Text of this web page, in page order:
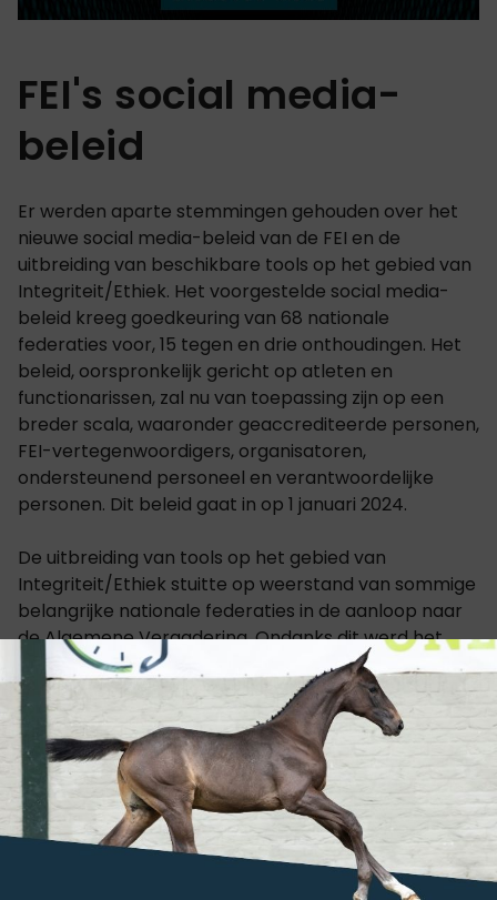
FEI's social media-
beleid
Er werden aparte stemmingen gehouden over het
nieuwe social media-beleid van de FEI en de
uitbreiding van beschikbare tools op het gebied van
Integriteit/Ethiek. Het voorgestelde social media-
beleid kreeg goedkeuring van 68 nationale
federaties voor, 15 tegen en drie onthoudingen. Het
beleid, oorspronkelijk gericht op atleten en
functionarissen, zal nu van toepassing zijn op een
breder scala, waaronder geaccrediteerde personen,
FEI-vertegenwoordigers, organisatoren,
ondersteunend personeel en verantwoordelijke
personen. Dit beleid gaat in op 1 januari 2024.
De uitbreiding van tools op het gebied van
Integriteit/Ethiek stuitte op weerstand van sommige
belangrijke nationale federaties in de aanloop naar
de Algemene Vergadering. Ondanks dit werd het
voorstel gehandhaafd met 70 nationale federaties
voor, 14 tegen en twee onthoudingen.
Een gezamenlijke verklaring van Europese nationale
federaties uitte onenigheid met de beslissing van het
FEI-bestuur om beschermende maatregelen met
betrekking tot Russische en Wit-Russische atleten,
paarden en functionarissen op te heffen. De
verklaring benadrukte dat de situatie in Oekraïne